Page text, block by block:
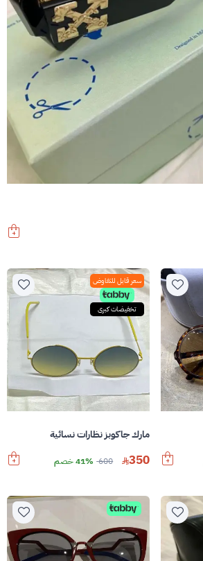
سعر قابل للتفاوض
تخفيضات كبرى
مارك جاكوبز نظارات نسائية
350
600 41% خصم